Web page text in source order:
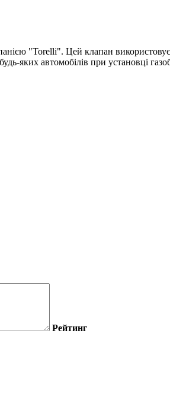
"Torelli". Цей клапан
яких автомобілів при установці
Рейтинг